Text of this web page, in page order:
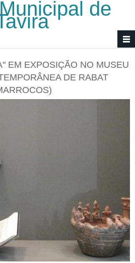
de
EM EXPOSIÇÃO NO MUSEU
DE RABAT